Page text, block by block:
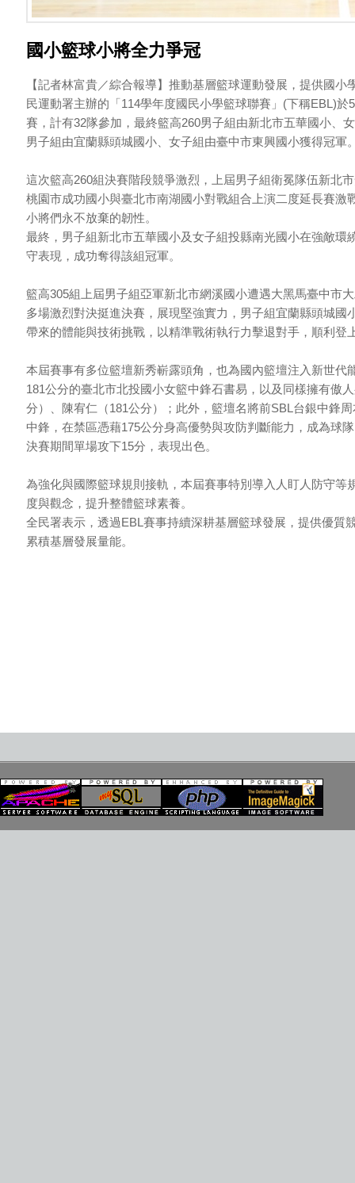
國小籃球小將全力爭冠
【記者林富貴／綜合報導】推動基層籃球運動發展，提供國
民運動署主辦的「114學年度國民小學籃球聯賽」(下稱EBL)
賽，計有32隊參加，最終籃高260男子組由新北市五華國小、
男子組由宜蘭縣頭城國小、女子組由臺中市東興國小獲得冠軍
這次籃高260組決賽階段競爭激烈，上屆男子組衛冕隊伍新北
桃園市成功國小與臺北市南湖國小對戰組合上演二度延長賽激
小將們永不放棄的韌性。
最終，男子組新北市五華國小及女子組投縣南光國小在強敵環
守表現，成功奪得該組冠軍。
籃高305組上屆男子組亞軍新北市網溪國小遭遇大黑馬臺中市
多場激烈對決挺進決賽，展現堅強實力，男子組宜蘭縣頭城國
帶來的體能與技術挑戰，以精準戰術執行力擊退對手，順利登
本屆賽事有多位籃壇新秀嶄露頭角，也為國內籃壇注入新世代
181公分的臺北市北投國小女籃中鋒石書易，以及同樣擁有傲
分）、陳宥仁（181公分）；此外，籃壇名將前SBL台銀中鋒
中鋒，在禁區憑藉175公分身高優勢與攻防判斷能力，成為球
決賽期間單場攻下15分，表現出色。
為強化與國際籃球規則接軌，本屆賽事特別導入人盯人防守等
度與觀念，提升整體籃球素養。
全民署表示，透過EBL賽事持續深耕基層籃球發展，提供優質
累積基層發展量能。